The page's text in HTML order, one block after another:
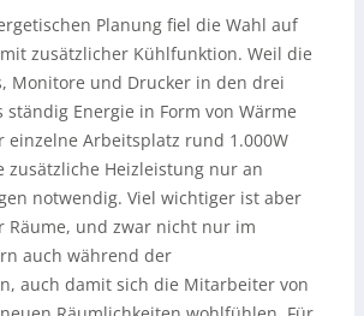
Planung fiel die Wahl auf
zusätzlicher Kühlfunktion. Weil die
Monitore und Drucker in den drei
Energie in Form von Wärme
einzelne Arbeitsplatz rund 1.000W
zusätzliche Heizleistung nur an
notwendig. Viel wichtiger ist aber
Räume, und zwar nicht nur im
auch während der
auch damit sich die Mitarbeiter von